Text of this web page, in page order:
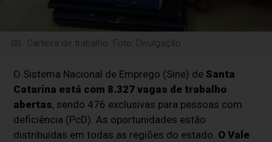
Carteira de trabalho. Foto: Divulgação
O Sistema Nacional de Emprego (Sine) de Santa
Catarina está com 8.327 vagas de trabalho
abertas, sendo 476 exclusivas para pessoas com
deficiência (PcD). As oportunidades estão
distribuídas em todas as regiões do estado. O Vale